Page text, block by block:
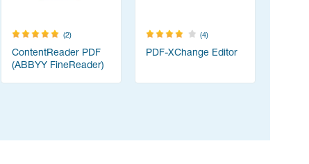
(2)
ContentReader PDF
(ABBYY FineReader)
(4)
PDF-XChange Editor